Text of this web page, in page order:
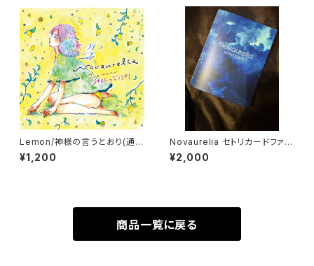
Lemon/神様の言うとおり(通常
盤)
¥1,200
Novaurelia セトリカードファイ
ル
¥2,000
商品一覧に戻る